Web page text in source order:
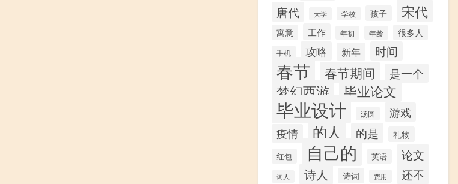
唐代 大学 学校 孩子 宋代
寓意 工作 年初 年龄 很多人
手机 攻略 新年 时间
春节 春节期间 是一个
梦幻西游 毕业论文
毕业设计 汤圆 游戏
疫情 的人 的是 礼物
红包 自己的 英语 论文
词人 诗人 诗词 费用 还不